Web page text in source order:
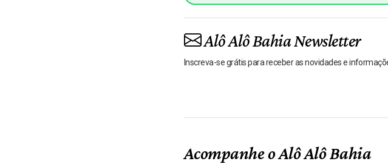
Alô Alô Bahia Newsletter
Inscreva-se grátis para receber as novidades e
Acompanhe o Alô Alô Bahia